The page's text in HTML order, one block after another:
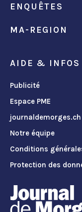
ENQUÊTES
MA-REGION
AIDE & INFOS
Publicité
Espace PME
Notre équipe
Conditions
Protection des